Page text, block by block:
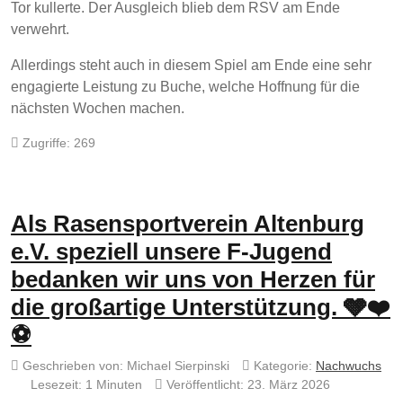
Tor kullerte. Der Ausgleich blieb dem RSV am Ende
verwehrt.
Allerdings steht auch in diesem Spiel am Ende eine sehr
engagierte Leistung zu Buche, welche Hoffnung für die
nächsten Wochen machen.
Zugriffe: 269
Als Rasensportverein Altenburg
e.V. speziell unsere F-Jugend
bedanken wir uns von Herzen für
die großartige Unterstützung. 🩶❤️
⚽
Geschrieben von: Michael Sierpinski Kategorie: Nachwuchs
Lesezeit: 1 Minuten
Veröffentlicht: 23. März 2026